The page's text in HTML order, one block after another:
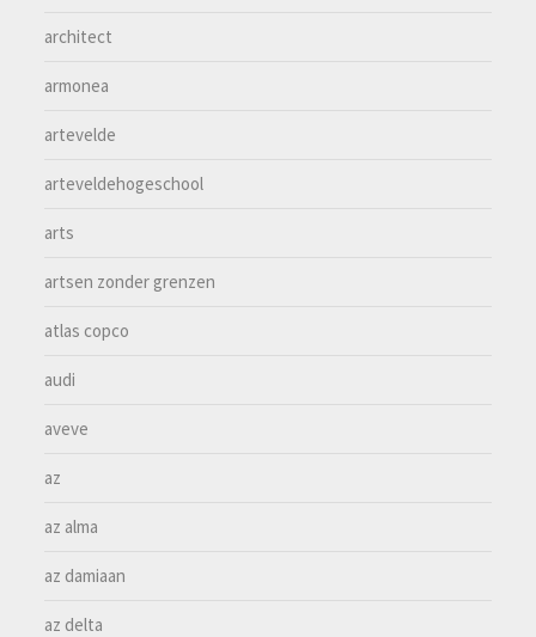
architect
armonea
artevelde
arteveldehogeschool
arts
artsen zonder grenzen
atlas copco
audi
aveve
az
az alma
az damiaan
az delta